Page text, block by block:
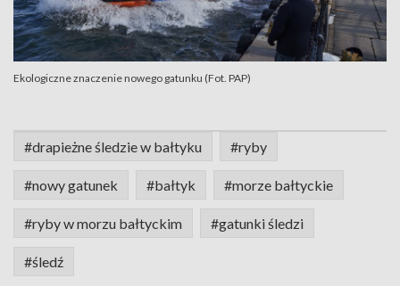
Ekologiczne znaczenie nowego gatunku (Fot. PAP)
#drapieżne śledzie w bałtyku #ryby
#nowy gatunek #bałtyk #morze bałtyckie
#ryby w morzu bałtyckim #gatunki śledzi
#śledź